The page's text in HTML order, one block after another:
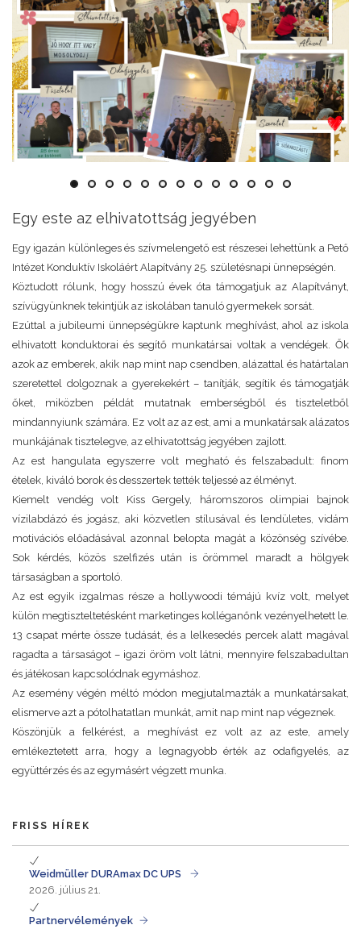
Egy este az elhivatottság jegyében
Egy igazán különleges és szívmelengető est részesei lehettünk a Pető
Intézet Konduktív Iskoláért Alapítvány 25. születésnapi ünnepségén.
Köztudott rólunk, hogy hosszú évek óta támogatjuk az Alapítványt,
szívügyünknek tekintjük az iskolában tanuló gyermekek sorsát.
Ezúttal a jubileumi ünnepségükre kaptunk meghívást, ahol az iskola
elhivatott konduktorai és segítő munkatársai voltak a vendégek. Ők
azok az emberek, akik nap mint nap csendben, alázattal és határtalan
szeretettel dolgoznak a gyerekekért – tanítják, segítik és támogatják
őket, miközben példát mutatnak emberségből és tiszteletből
mindannyiunk számára. Ez volt az az est, ami a munkatársak alázatos
munkájának tisztelegve, az elhivatottság jegyében zajlott.
Az est hangulata egyszerre volt megható és felszabadult: finom
ételek, kiváló borok és desszertek tették teljessé az élményt.
Kiemelt vendég volt Kiss Gergely, háromszoros olimpiai bajnok
vízilabdázó és jogász, aki közvetlen stílusával és lendületes, vidám
motivációs előadásával azonnal belopta magát a közönség szívébe.
Sok kérdés, közös szelfizés után is örömmel maradt a hölgyek
társaságban a sportoló.
Az est egyik izgalmas része a hollywoodi témájú kvíz volt, melyet
külön megtiszteltetésként marketinges kolléganőnk vezényelhetett le.
13 csapat mérte össze tudását, és a lelkesedés percek alatt magával
ragadta a társaságot – igazi öröm volt látni, mennyire felszabadultan
és játékosan kapcsolódnak egymáshoz.
Az esemény végén méltó módon megjutalmazták a munkatársakat,
elismerve azt a pótolhatatlan munkát, amit nap mint nap végeznek.
Köszönjük a felkérést, a meghívást ez volt az az este, amely
emlékeztetett arra, hogy a legnagyobb érték az odafigyelés, az
együttérzés és az egymásért végzett munka.
FRISS HÍREK
Weidmüller DURAmax DC UPS
2026. július 21.
Partnervélemények